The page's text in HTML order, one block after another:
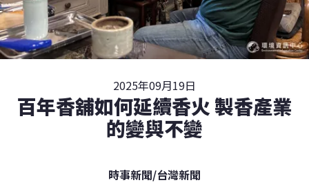
2025年09月19日
百年香舖如何延續香火 製香產業
的變與不變
時事新聞/台灣新聞